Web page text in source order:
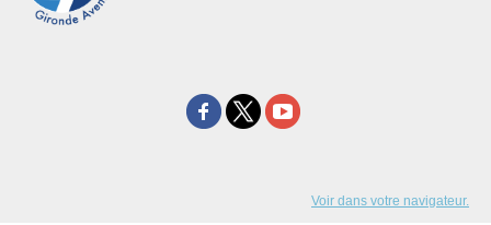
Voir dans votre navigateur.